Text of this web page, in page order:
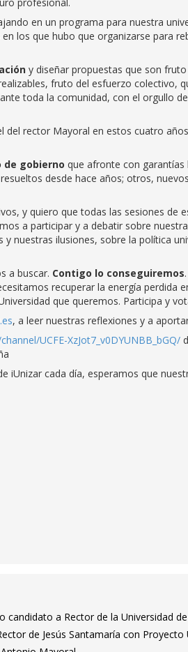
en un programa para nuestra
los que hubo que organizarse para
y diseñar propuestas que son
fruto del esfuerzo colectivo,
toda la comunidad, con el orgullo
del rector Mayoral en estos cuatro
de gobierno que afronte con garantías
desde hace años; otros,
y quiero que todas las sesiones de
a participar y a debatir sobre
nuestras ilusiones, sobre la política
a buscar. Contigo lo conseguiremos
recuperar la energía perdida
que queremos. Participa y
, a leer nuestras reflexiones y a
UCFE-XzJot7_v0DYUNBB_bGQ/
iUnizar cada día, esperamos que
candidato a Rector de la Universidad
de Jesús Santamaría con Proyecto